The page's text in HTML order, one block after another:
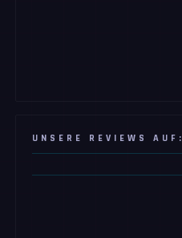
UNSERE REVIEWS AUF: